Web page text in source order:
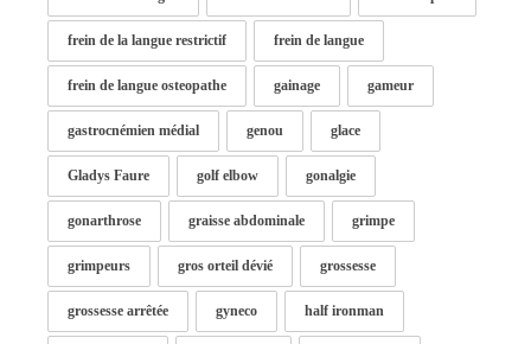
frein de la langue restrictif frein de langue
frein de langue osteopathe gainage gameur
gastrocnémien médial genou glace
Gladys Faure golf elbow gonalgie
gonarthrose graisse abdominale grimpe
grimpeurs gros orteil dévié grossesse
grossesse arrêtée gyneco half ironman